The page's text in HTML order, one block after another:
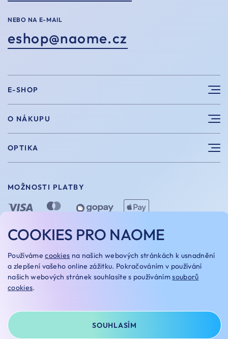
NEBO NA E-MAIL
eshop@naome.cz
E-SHOP
Sluneční brýle
Sportovní brýle
Vintage brýle
Doplňky
O NÁKUPU
Velikosti
Vrácení a výměna
Doprava a platba
Naome+
OPTIKA
O nás
Naše optiky
Kariera
MOŽNOSTI PLATBY
MOŽNOSTI DOPRAVY
© NAOME 2025
NASTAVENÍ COOKIES
COOKIES PRO NAOME
Používámecookies na našich webových stránkách k usnadnění
a zlepšení vašeho online zážitku. Pokračováním v používání
našich webových stránek souhlasíte s používánímsouborů
cookies.
SOUHLASÍM